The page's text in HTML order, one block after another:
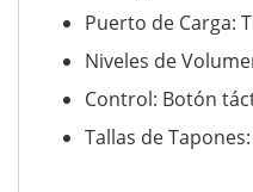
Puerto de Carga:
Niveles de
Control: Botón
Tallas de Tapones: